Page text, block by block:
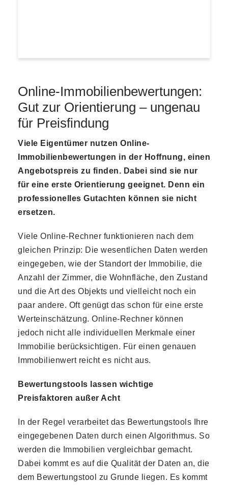
Online-Immobilienbewertungen:
Gut zur Orientierung – ungenau
für Preisfindung
Viele Eigentümer nutzen Online-
Immobilienbewertungen in der Hoffnung, einen
Angebotspreis zu finden. Dabei sind sie nur
für eine erste Orientierung geeignet. Denn ein
professionelles Gutachten können sie nicht
ersetzen.
Viele Online-Rechner funktionieren nach dem
gleichen Prinzip: Die wesentlichen Daten werden
eingegeben, wie der Standort der Immobilie, die
Anzahl der Zimmer, die Wohnfläche, den Zustand
und die Art des Objekts und vielleicht noch ein
paar andere. Oft genügt das schon für eine erste
Werteinschätzung. Online-Rechner können
jedoch nicht alle individuellen Merkmale einer
Immobilie berücksichtigen. Für einen genauen
Immobilienwert reicht es nicht aus.
Bewertungstools lassen wichtige
Preisfaktoren außer Acht
In der Regel verarbeitet das Bewertungstools Ihre
eingegebenen Daten durch einen Algorithmus. So
werden die Immobilien vergleichbar gemacht.
Dabei kommt es auf die Qualität der Daten an, die
dem Bewertungstool zu Grunde liegen. Es kommt